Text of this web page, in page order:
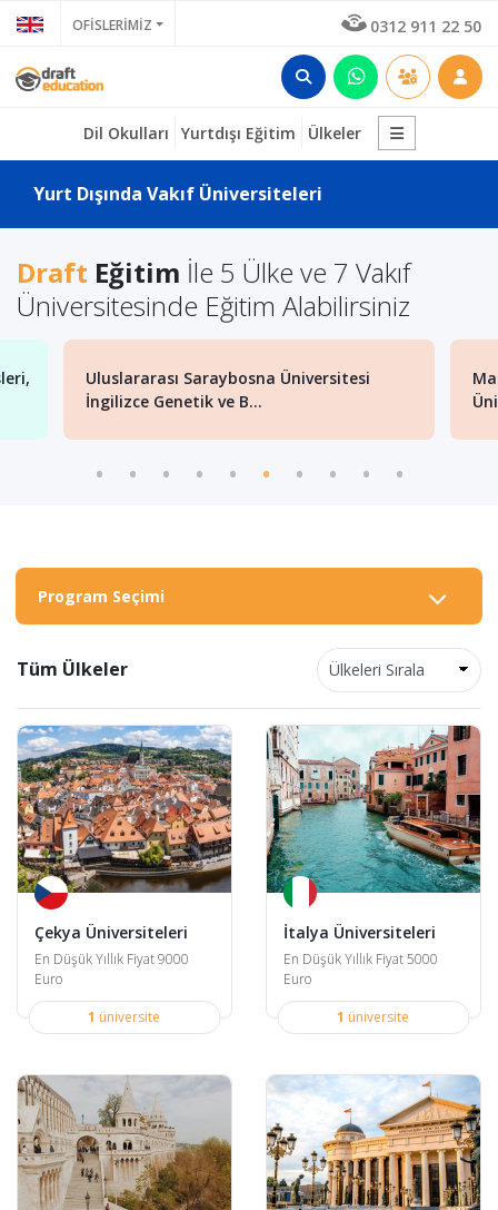
OFİSLERİMİZ 0312 911 22 50
Dil Okulları Yurtdışı Eğitim Ülkeler
Yurt Dışında Vakıf Üniversiteleri
Draft Eğitim İle 5 Ülke ve 7 Vakıf
Üniversitesinde Eğitim Alabilirsiniz
Uluslararası Saraybosna Üniversitesi
İngilizce Genetik ve B...
Program Seçimi
Tüm Ülkeler
Çekya Üniversiteleri
En Düşük Yıllık Fiyat 9000
Euro
1 üniversite
İtalya Üniversiteleri
En Düşük Yıllık Fiyat 5000
Euro
1 üniversite